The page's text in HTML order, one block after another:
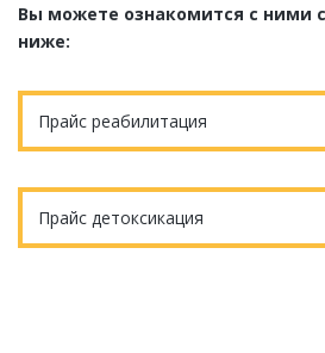
Вы можете ознакомится с ними
ниже:
Прайс реабилитация
Прайс детоксикация